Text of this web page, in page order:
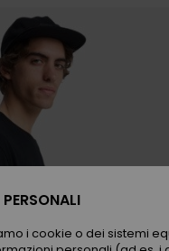
i cookie o dei sistemi